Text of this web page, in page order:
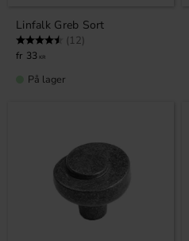
Linfalk Greb Sort
Vurdering: (12)
33 KR
På lager